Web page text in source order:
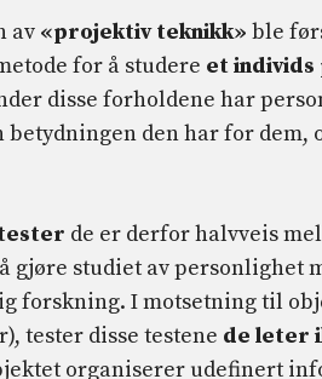
av «projektiv teknikk» ble
for å studere et
disse forholdene har
betydningen den har for dem,
de er derfor halvveis
gjøre studiet av
forskning. I motsetning til
tester disse testene de leter
organiserer udefinert